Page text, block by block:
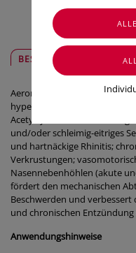
BESCHREIBUNG
Aeromuc Nasenspray ist ein
hypertone Kochsalzlösung
Acetylcystein enthält. Es trägt
und/oder schleimig-eitriges
und hartnäckige Rhinitis;
Verkrustungen;
Nasennebenhöhlen (akute
fördert den mechanischen
Beschwerden und
und chronischen
Anwendungshinweise